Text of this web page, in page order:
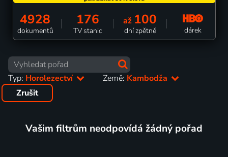
4928
dokumentů
176
TV stanic
až 100
dní zpětně dárek
Typ: Horolezectví Země: Kambodža
Zrušit
Vašim filtrům neodpovídá žádný pořad